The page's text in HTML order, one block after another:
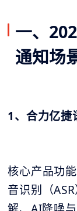
一、
通知场
1、合力亿捷
核心产品功
音识别（